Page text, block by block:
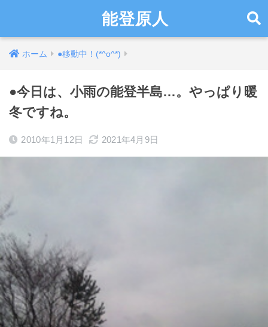
能登原人
ホーム ●移動中！(*^o^*)
●今日は、小雨の能登半島…。やっぱり暖
冬ですね。
2010年1月12日 2021年4月9日